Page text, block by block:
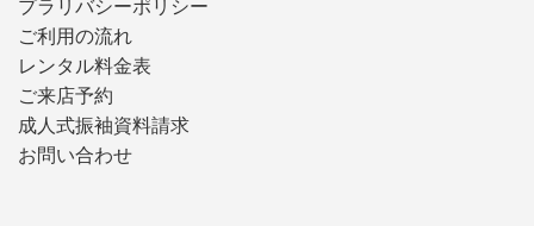
プラリバシーポリシー
ご利用の流れ
レンタル料金表
ご来店予約
成人式振袖資料請求
お問い合わせ